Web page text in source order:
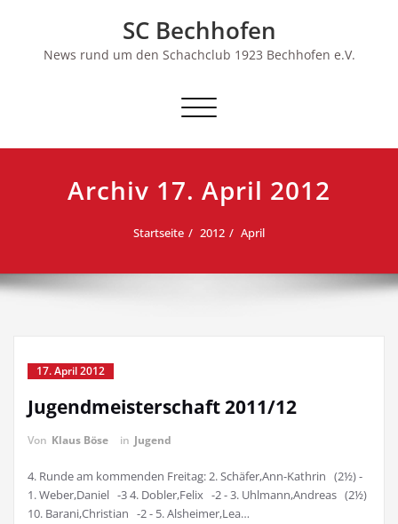
SC Bechhofen
News rund um den Schachclub 1923 Bechhofen e.V.
Schalte
Archiv 17. April 2012
Startseite 2012 April
17. April 2012
Jugendmeisterschaft 2011/12
Von Klaus Böse in Jugend
4. Runde am kommenden Freitag: 2. Schäfer,Ann-Kathrin (2½) -
1. Weber,Daniel -3 4. Dobler,Felix -2 - 3. Uhlmann,Andreas (2½)
10. Barani,Christian -2 - 5. Alsheimer,Lea…